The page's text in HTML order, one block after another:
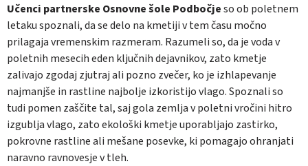
Učenci partnerske Osnovne šole Podbočjeso ob poletnem
letaku spoznali, da se delo na kmetiji v tem času močno
prilagaja vremenskim razmeram. Razumeli so, da je voda v
poletnih mesecih eden ključnih dejavnikov, zato kmetje
zalivajo zgodaj zjutraj ali pozno zvečer, ko je izhlapevanje
najmanjše in rastline najbolje izkoristijo vlago. Spoznali so
tudi pomen zaščite tal, saj gola zemlja v poletni vročini hitro
izgublja vlago, zato ekološki kmetje uporabljajo zastirko,
pokrovne rastline ali mešane posevke, ki pomagajo ohranjati
naravno ravnovesje v tleh.